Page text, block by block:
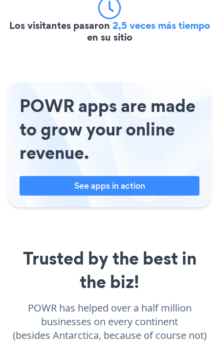
Los visitantes pasaron 2,5 veces más tiempo
en su sitio
POWR apps are made
to grow your online
revenue.
See apps in action
Trusted by the best in
the biz!
POWR has helped over a half million
businesses on every continent
(besides Antarctica, because of course not)